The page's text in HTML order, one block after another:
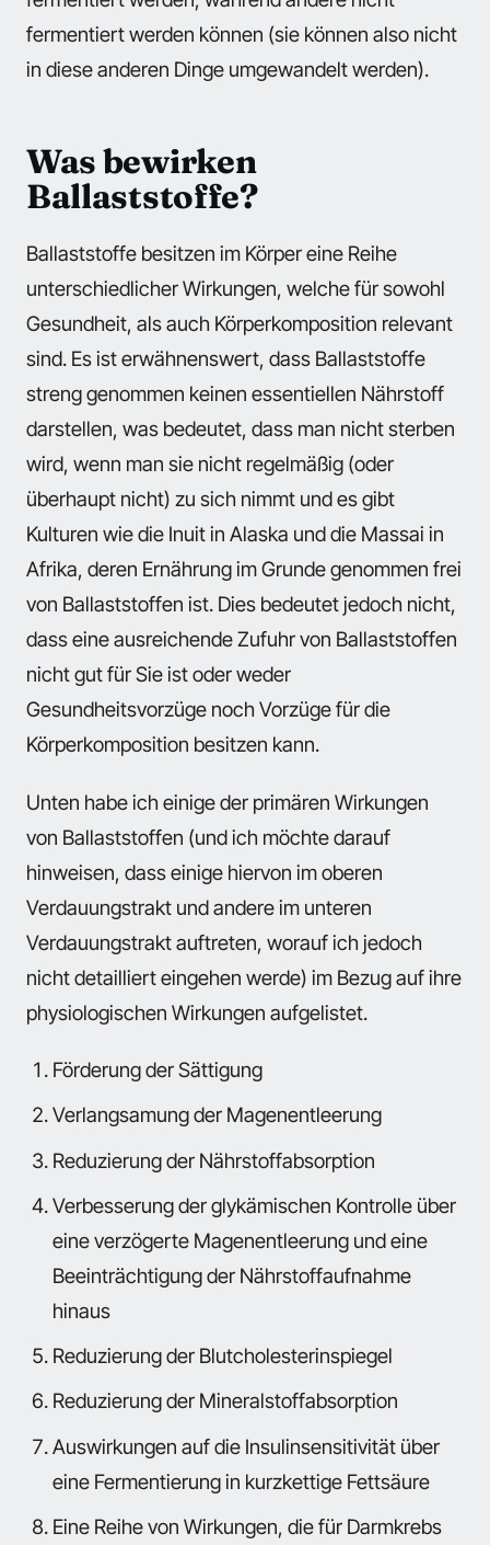
fermentiert werden können (sie können also nicht
in diese anderen Dinge umgewandelt werden).
Was bewirken
Ballaststoffe?
Ballaststoffe besitzen im Körper eine Reihe
unterschiedlicher Wirkungen, welche für sowohl
Gesundheit, als auch Körperkomposition relevant
sind. Es ist erwähnenswert, dass Ballaststoffe
streng genommen keinen essentiellen Nährstoff
darstellen, was bedeutet, dass man nicht sterben
wird, wenn man sie nicht regelmäßig (oder
überhaupt nicht) zu sich nimmt und es gibt
Kulturen wie die Inuit in Alaska und die Massai in
Afrika, deren Ernährung im Grunde genommen frei
von Ballaststoffen ist. Dies bedeutet jedoch nicht,
dass eine ausreichende Zufuhr von Ballaststoffen
nicht gut für Sie ist oder weder
Gesundheitsvorzüge noch Vorzüge für die
Körperkomposition besitzen kann.
Unten habe ich einige der primären Wirkungen
von Ballaststoffen (und ich möchte darauf
hinweisen, dass einige hiervon im oberen
Verdauungstrakt und andere im unteren
Verdauungstrakt auftreten, worauf ich jedoch
nicht detailliert eingehen werde) im Bezug auf ihre
physiologischen Wirkungen aufgelistet.
Förderung der Sättigung
Verlangsamung der Magenentleerung
Reduzierung der Nährstoffabsorption
Verbesserung der glykämischen Kontrolle über
eine verzögerte Magenentleerung und eine
Beeinträchtigung der Nährstoffaufnahme
hinaus
Reduzierung der Blutcholesterinspiegel
Reduzierung der Mineralstoffabsorption
Auswirkungen auf die Insulinsensitivität über
eine Fermentierung in kurzkettige Fettsäure
Eine Reihe von Wirkungen, die für Darmkrebs